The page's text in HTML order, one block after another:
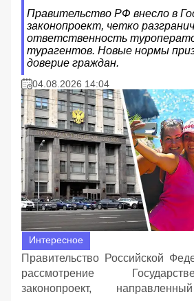
Правительство РФ внесло в
законопроект, четко
ответственность
турагентов. Новые нормы
доверие граждан.
04.08.2026 14:04
Интересное
Правительство Российской
рассмотрение
законопроект,